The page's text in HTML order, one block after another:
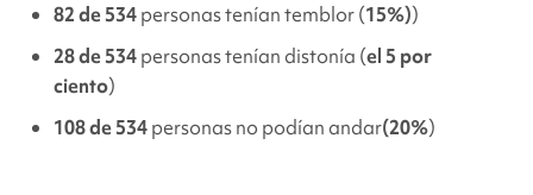
82 de 534personas tenían temblor (15%))
28 de 534personas tenían distonía (el 5 por
ciento)
108 de 534personas no podían andar(20%)